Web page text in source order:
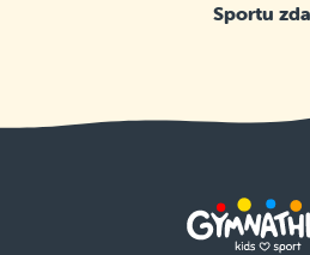
Sportu